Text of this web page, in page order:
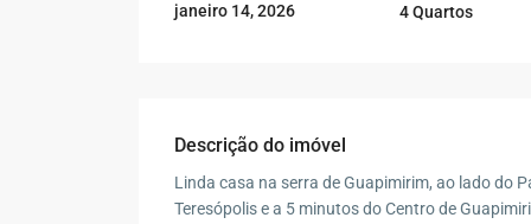
janeiro 14, 2026
4 Quartos
Descrição do imóvel
Linda casa na serra de Guapimirim, ao lado do
Teresópolis e a 5 minutos do Centro de